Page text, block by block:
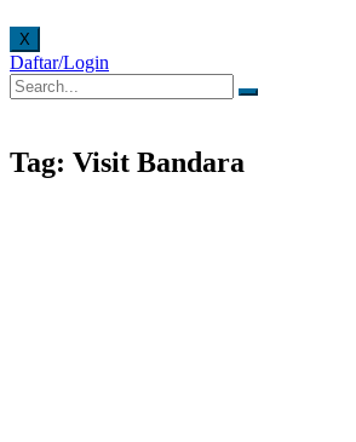
X
Daftar/Login
Tag: Visit Bandara